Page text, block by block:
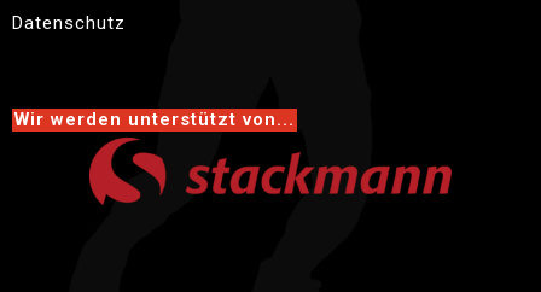
Datenschutz
Wir werden unterstützt von...